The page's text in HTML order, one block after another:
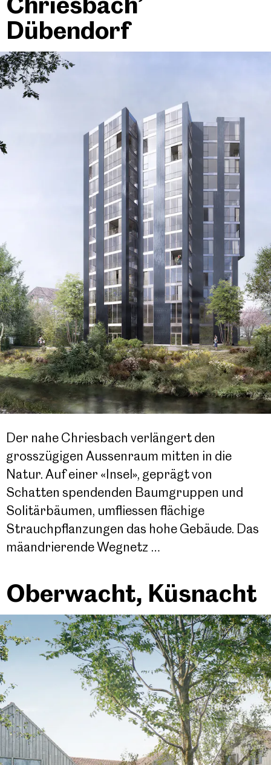
Dübendorf
Der nahe Chriesbach verlängert den
grosszügigen Aussenraum mitten in die
Natur. Auf einer «Insel», geprägt von
Schatten spendenden Baumgruppen und
Solitärbäumen, umfliessen flächige
Strauchpflanzungen das hohe Gebäude. Das
mäandrierende Wegnetz …
Oberwacht, Küsnacht